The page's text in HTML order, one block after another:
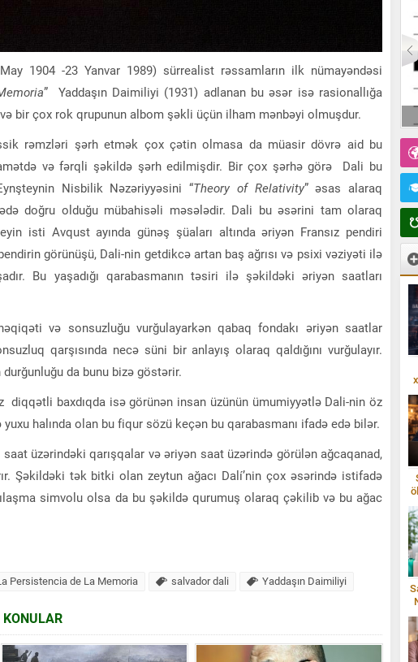
1904 -23 Yanvar 1989) sürrealist rəssamların ilk nümayəndəsi
” Yaddaşın Daimiliyi (1931) adlanan bu əsər isə rasionallığa
bir çox rok qrupunun albom şəkli üçün ilham mənbəyi olmuşdur.
rəmzləri şərh etmək çox çətin olmasa da müasir dövrə aid bu
və fərqli şəkildə şərh edilmişdir. Bir çox şərhə görə Dali bu
Nisbilik Nəzəriyyəsini “Theory of Relativity” əsas alaraq
doğru olduğu mübahisəli məsələdir. Dali bu əsərini tam olaraq
isti Avqust ayında günəş şüaları altında əriyən Fransız pendiri
görünüşü, Dali-nin getdikcə artan baş ağrısı və psixi vəziyəti ilə
Bu yaşadığı qarabasmanın təsiri ilə şəkildəki əriyən saatları
və sonsuzluğu vurğulayarkən qabaq fondakı əriyən saatlar
qarşısında necə süni bir anlayış olaraq qaldığını vurğulayır.
durğunluğu da bunu bizə göstərir.
diqqətli baxdıqda isə görünən insan üzünün ümumiyyətlə Dali-nin öz
halında olan bu fiqur sözü keçən bu qarabasmanı ifadə edə bilər.
üzərindəki qarışqalar və əriyən saat üzərində görülən ağcaqanad,
Şəkildəki tək bitki olan zeytun ağacı Dalí’nin çox əsərində istifadə
simvolu olsa da bu şəkildə qurumuş olaraq çəkilib və bu ağac
Persistencia de La Memoria salvador dali Yaddaşın Daimiliyi
KONULAR
Şahmat Üzrə Dünya Çempionları